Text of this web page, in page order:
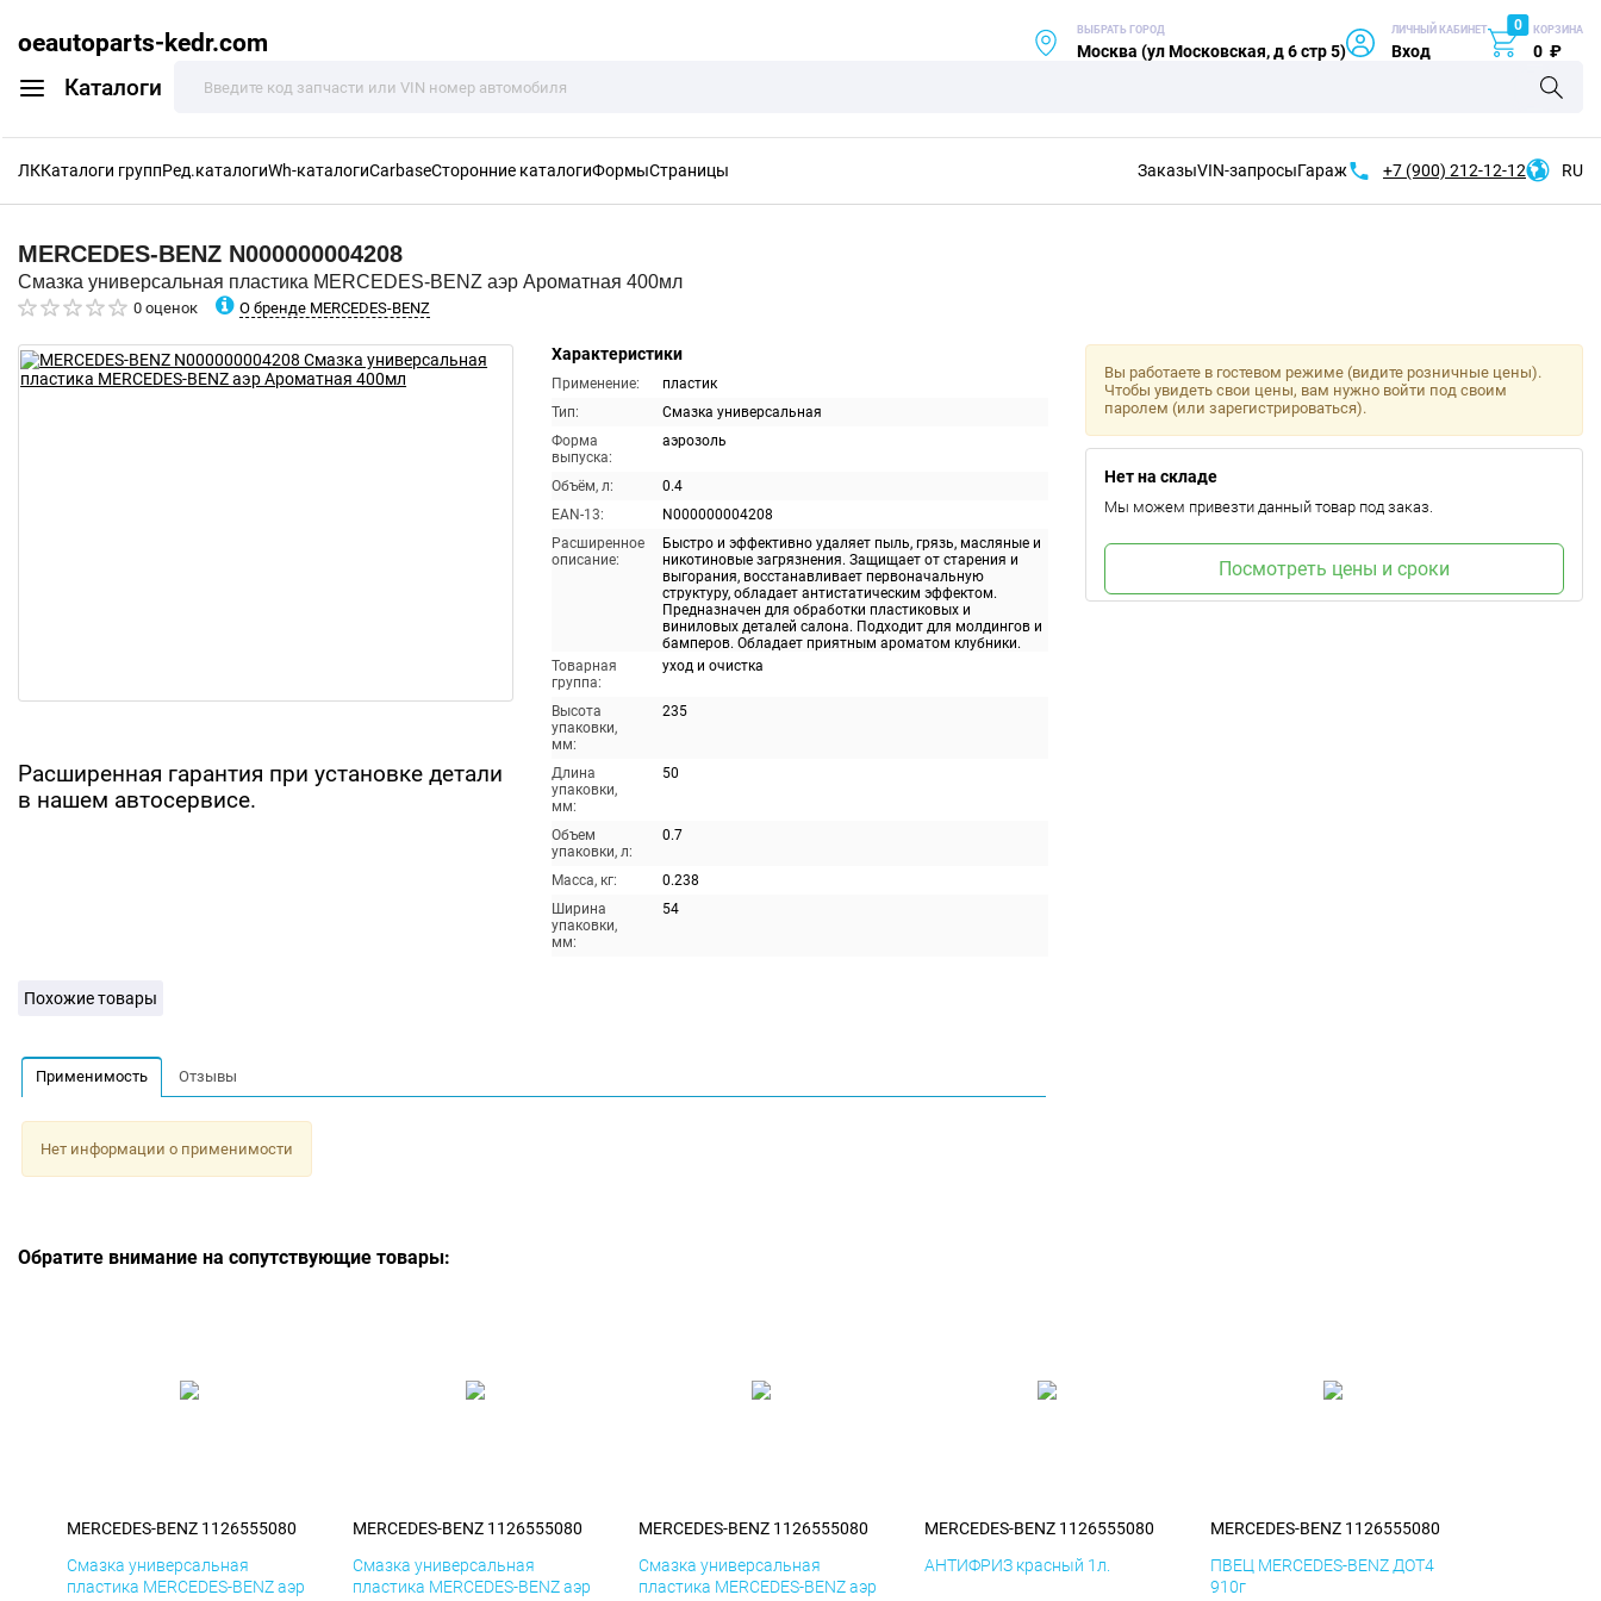
oeautoparts-kedr.com
Каталоги
ВЫБРАТЬ ГОРОД
Москва (ул Московская, д 6 стр 5)
ЛИЧНЫЙ КАБИНЕТ
Вход
0 КОРЗИНА
0 ₽
ЛККаталоги группРед.каталогиWh-каталогиCarbaseСторонние каталогиФормыСтраницы ЗаказыVIN-запросыГараж +7 (900) 212-12-12 RU
MERCEDES-BENZ N000000004208
Смазка универсальная пластика MERCEDES-BENZ аэр Ароматная 400мл
0 оценок О бренде MERCEDES-BENZ
Расширенная гарантия при установке детали
в нашем автосервисе.
Характеристики
Применение:
пластик
Тип:
Смазка универсальная
Форма
выпуска:
аэрозоль
Объём, л:
0.4
EAN-13:
N000000004208
Расширенное
описание:
Быстро и эффективно удаляет пыль, грязь, масляные и
никотиновые загрязнения. Защищает от старения и
выгорания, восстанавливает первоначальную
структуру, обладает антистатическим эффектом.
Предназначен для обработки пластиковых и
виниловых деталей салона. Подходит для молдингов и
бамперов. Обладает приятным ароматом клубники.
Товарная
группа:
уход и очистка
Высота
упаковки,
мм:
235
Длина
упаковки,
мм:
50
Объем
упаковки, л:
0.7
Масса, кг:
0.238
Ширина
упаковки,
мм:
54
Вы работаете в гостевом режиме (видите розничные цены).
Чтобы увидеть свои цены, вам нужно войти под своим
паролем (или зарегистрироваться).
Нет на складе
Мы можем привезти данный товар под заказ.
Посмотреть цены и сроки
Похожие товары
Применимость Отзывы
Нет информации о применимости
Обратите внимание на сопутствующие товары:
MERCEDES-BENZ 1126555080
Смазка универсальная
пластика MERCEDES-BENZ аэр
MERCEDES-BENZ 1126555080
Смазка универсальная
пластика MERCEDES-BENZ аэр
MERCEDES-BENZ 1126555080
Смазка универсальная
пластика MERCEDES-BENZ аэр
MERCEDES-BENZ 1126555080
АНТИФРИЗ красный 1л.
MERCEDES-BENZ 1126555080
ПВЕЦ MERCEDES-BENZ ДОТ4
910г